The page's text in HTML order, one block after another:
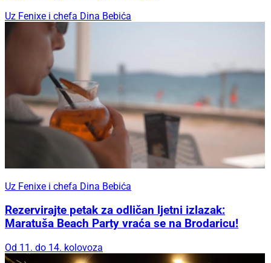
Uz Fenixe i chefa Dina Bebića
Uz Fenixe i chefa Dina Bebića
Rezervirajte petak za odličan ljetni izlazak:
Maratuša Beach Party vraća se na Brodaricu!
Od 11. do 14. kolovoza